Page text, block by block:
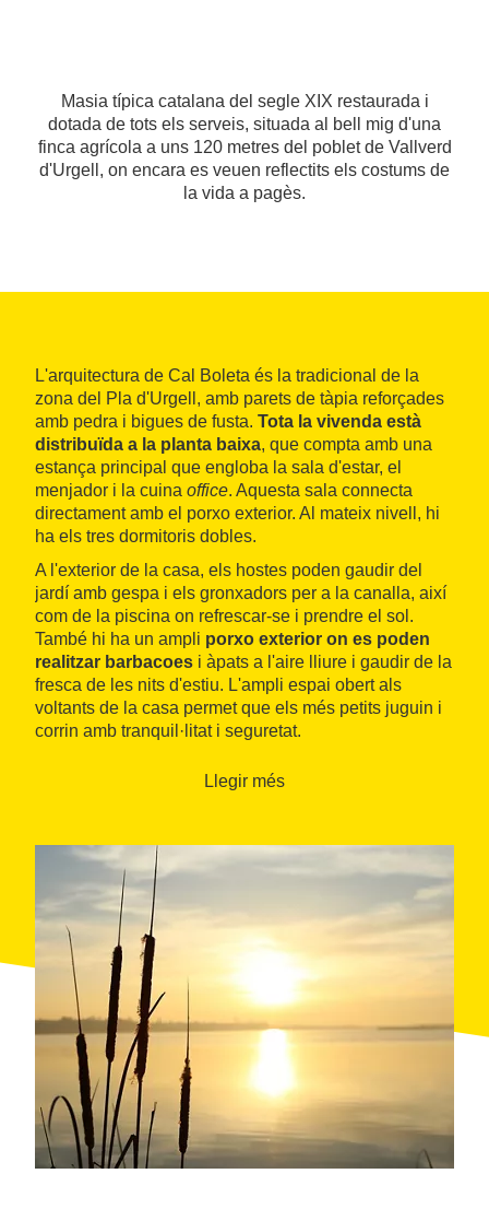
Masia típica catalana del segle XIX restaurada i
dotada de tots els serveis, situada al bell mig d'una
finca agrícola a uns 120 metres del poblet de Vallverd
d'Urgell, on encara es veuen reflectits els costums de
la vida a pagès.
L'arquitectura de Cal Boleta és la tradicional de la
zona del Pla d'Urgell, amb parets de tàpia reforçades
amb pedra i bigues de fusta. Tota la vivenda està
distribuïda a la planta baixa, que compta amb una
estança principal que engloba la sala d'estar, el
menjador i la cuina office. Aquesta sala connecta
directament amb el porxo exterior. Al mateix nivell, hi
ha els tres dormitoris dobles.
A l'exterior de la casa, els hostes poden gaudir del
jardí amb gespa i els gronxadors per a la canalla, així
com de la piscina on refrescar-se i prendre el sol.
També hi ha un ampli porxo exterior on es poden
realitzar barbacoes i àpats a l'aire lliure i gaudir de la
fresca de les nits d'estiu. L'ampli espai obert als
voltants de la casa permet que els més petits juguin i
corrin amb tranquil·litat i seguretat.
Llegir més